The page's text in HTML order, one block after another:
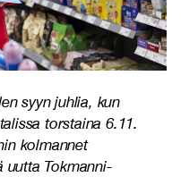
syyn juhlia, kun
torstaina 6.11.
kolmannet
uutta Tokmanni-